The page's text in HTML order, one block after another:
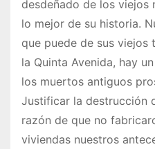
desdeñado de los viejos
lo mejor de su historia.
que puede de sus viejos
la Quinta Avenida, hay
los muertos antiguos
Justificar la destrucción
razón de que no
viviendas nuestros